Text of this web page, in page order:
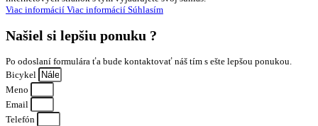
Viac informácií Viac informácií Súhlasím
Našiel si lepšiu ponuku ?
Po odoslaní formulára ťa bude kontaktovať náš tím s ešte lepšou ponukou.
Bicykel
Meno
Email
Telefón